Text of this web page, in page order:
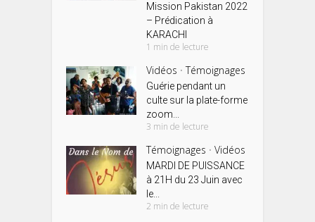
Mission Pakistan 2022
– Prédication à
KARACHI
1 min de lecture
Vidéos • Témoignages
Guérie pendant un
culte sur la plate-forme
zoom...
3 min de lecture
Témoignages • Vidéos
MARDI DE PUISSANCE
à 21H du 23 Juin avec
le...
2 min de lecture